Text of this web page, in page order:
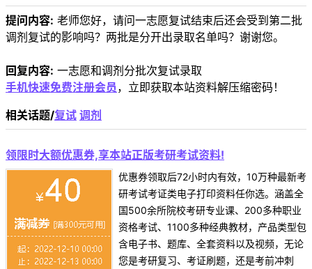
提问内容: 老师您好，请问一志愿复试结束后还会受到第二批
调剂复试的影响吗？两批是分开出录取名单吗？谢谢您。
回复内容: 一志愿和调剂分批次复试录取
手机快速免费注册会员 ，立即获取本站资料解压缩密码！
相关话题/复试 调剂
领限时大额优惠券,享本站正版考研考试资料!
优惠券领取后72小时内有效，10万种最新考
研考试考证类电子打印资料任你选。涵盖全
国500余所院校考研专业课、200多种职业
资格考试、1100多种经典教材，产品类型包
含电子书、题库、全套资料以及视频，无论
您是考研复习、考证刷题，还是考前冲刺